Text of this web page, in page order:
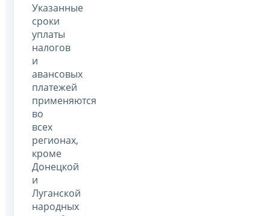
Указанные
сроки
уплаты
налогов
и
авансовых
платежей
применяются
во
всех
регионах,
кроме
Донецкой
и
Луганской
народных